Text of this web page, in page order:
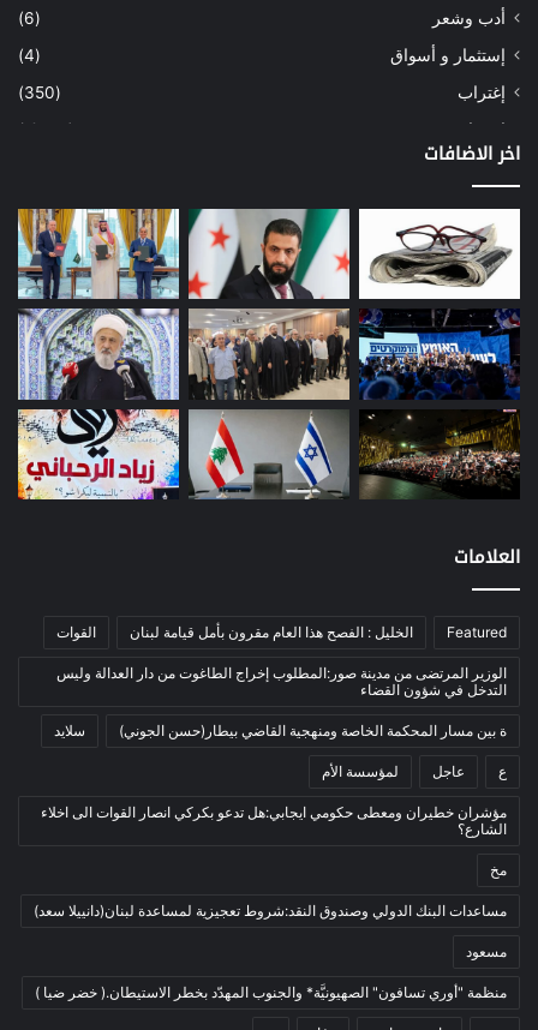
أدب وشعر
(6)
إستثمار و أسواق
(4)
إغتراب
(350)
إقتصاد
(1٬039)
إعمار
(3)
بيئة
(16)
دراسة
(24)
طاقة
(12)
مصارف
(168)
معادن
(1)
موازنة
(4)
نفط
(91)
اتصالات
(26)
بيئة
ثقافة
(1٬228)
أدب وشعر
بروفايل
تربية وتعليم
(73)
فلسفة
فنون
(213)
في مثل هذا اليوم
اخر الاضافات
العلامات
Featured الخليل : الفصح هذا العام مقرون بأمل قيامة لبنان القوات
الوزير المرتضى من مدينة صور:المطلوب إخراج الطاغوت من دار العدالة وليس
التدخل في شؤون القضاء
ة بين مسار المحكمة الخاصة ومنهجية القاضي بيطار(حسن الجوني) سلايد
ع عاجل لمؤسسة الأم
مؤشران خطيران ومعطى حكومي ايجابي:هل تدعو بكركي انصار القوات الى اخلاء
الشارع؟
مخ
مساعدات البنك الدولي وصندوق النقد:شروط تعجيزية لمساعدة لبنان(دانييلا سعد)
مسعود
منظمة "أوري تسافون" الصهيونيَّة* والجنوب المهدّد بخطر الاستيطان.( خضر ضيا )